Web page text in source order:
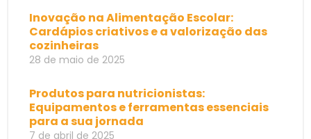
Inovação na Alimentação Escolar:
Cardápios criativos e a valorização das
cozinheiras
28 de maio de 2025
Produtos para nutricionistas:
Equipamentos e ferramentas essenciais
para a sua jornada
7 de abril de 2025